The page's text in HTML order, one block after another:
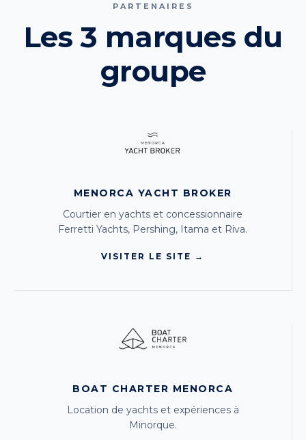
PARTENAIRES
Les 3 marques du
groupe
MENORCA YACHT BROKER
Courtier en yachts et concessionnaire
Ferretti Yachts, Pershing, Itama et Riva.
VISITER LE SITE →
BOAT CHARTER MENORCA
Location de yachts et expériences à
Minorque.